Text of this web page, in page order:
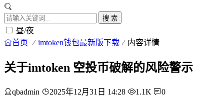
搜 索
昼/夜
首页 imtoken钱包最新版下载 内容详情
关于imtoken 空投币破解的风险警示
qbadmin 2025年12月31日 14:28 1.1K 0